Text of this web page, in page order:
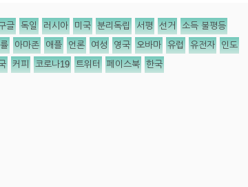
글 독일 러시아 미국 분리독립 서평 선거 소득 불평등
아마존 애플 언론 여성 영국 오바마 유럽 유전자 인도
커피 코로나19 트위터 페이스북 한국